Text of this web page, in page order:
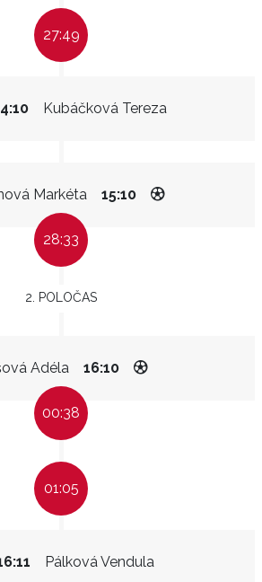
27:49
Kubáčková Tereza
Markéta 15:10
28:33
2. POLOČAS
Adéla 16:10
00:38
01:05
Pálková Vendula